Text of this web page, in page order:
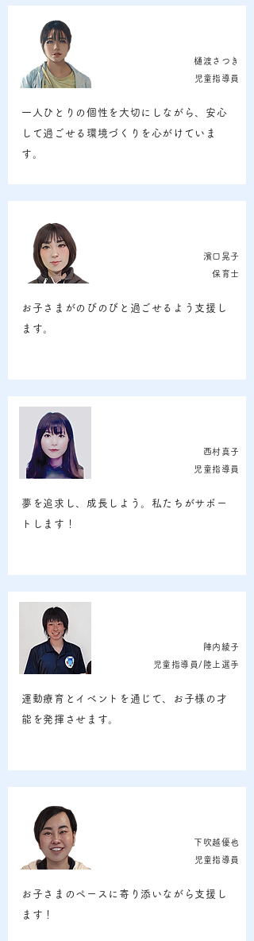
樋渡さつき
​児童指導員
一人ひとりの個性を大切にしながら、安心
して過ごせる環境づくりを心がけていま
す。
濱口晃子
保育士
お子さまがのびのびと過ごせるよう支援し
ます。
西村真子
児童指導員
夢を追求し、成長しよう。私たちがサポー
トします！
陣内綾子
児童指導員/陸上選手
運動療育とイベントを通じて、お子様の才
能を発揮させます。
下吹越優也
​児童指導員
お子さまのペースに寄り添いながら支援し
ます！